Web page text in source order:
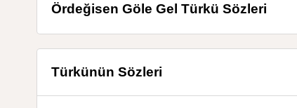
Ördeğisen Göle Gel Türkü Sözleri
Türkünün Sözleri